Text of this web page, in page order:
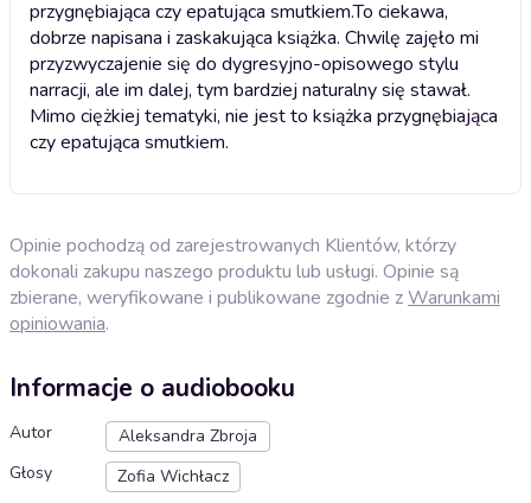
przygnębiająca czy epatująca smutkiem.To ciekawa,
dobrze napisana i zaskakująca książka. Chwilę zajęło mi
przyzwyczajenie się do dygresyjno-opisowego stylu
narracji, ale im dalej, tym bardziej naturalny się stawał.
Mimo ciężkiej tematyki, nie jest to książka przygnębiająca
czy epatująca smutkiem.
Opinie pochodzą od zarejestrowanych Klientów, którzy
dokonali zakupu naszego produktu lub usługi. Opinie są
zbierane, weryfikowane i publikowane zgodnie zWarunkami
opiniowania.
Informacje o audiobooku
Autor
Aleksandra Zbroja
Głosy
Zofia Wichłacz